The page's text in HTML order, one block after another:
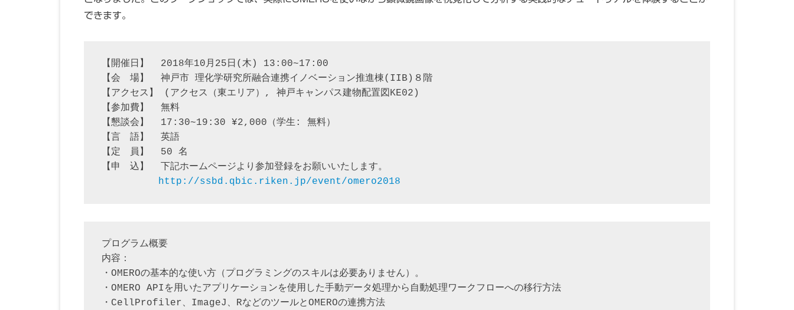
できます。
【開催日】  2018年10月25日(木) 13:00~17:00
【会　場】  神戸市 理化学研究所融合連携イノベーション推進棟(IIB)８階
【アクセス】 (アクセス（東エリア）, 神戸キャンパス建物配置図KE02)
【参加費】  無料
【懇談会】  17:30~19:30 ¥2,000（学生: 無料）
【言　語】  英語
【定　員】  50 名
【申　込】  下記ホームページより参加登録をお願いいたします。
http://ssbd.qbic.riken.jp/event/omero2018
プログラム概要
内容：
・OMEROの基本的な使い方（プログラミングのスキルは必要ありません）。
・OMERO APIを用いたアプリケーションを使用した手動データ処理から自動処理ワークフローへの移行方法
・CellProfiler、ImageJ、RなどのツールとOMEROの連携方法